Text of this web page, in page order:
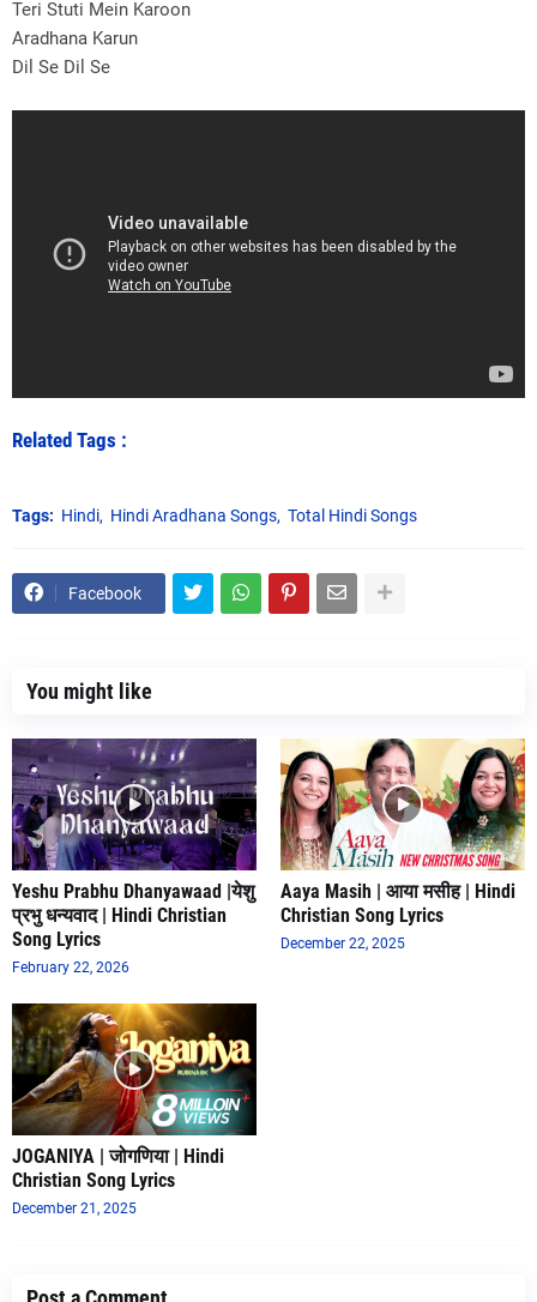
Teri Stuti Mein Karoon
Aradhana Karun
Dil Se Dil Se
Related Tags :
Tags: Hindi Hindi Aradhana Songs Total Hindi Songs
Facebook
You might like
Yeshu Prabhu Dhanyawaad |येशु
प्रभु धन्यवाद | Hindi Christian
Song Lyrics
February 22, 2026
Aaya Masih | आया मसीह | Hindi
Christian Song Lyrics
December 22, 2025
JOGANIYA | जोगणिया | Hindi
Christian Song Lyrics
December 21, 2025